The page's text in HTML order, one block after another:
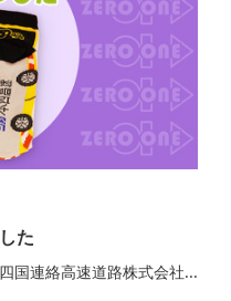
た
国連絡高速道路株式会社...